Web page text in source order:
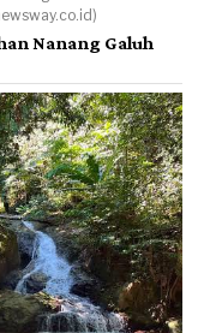
Nanang Galuh